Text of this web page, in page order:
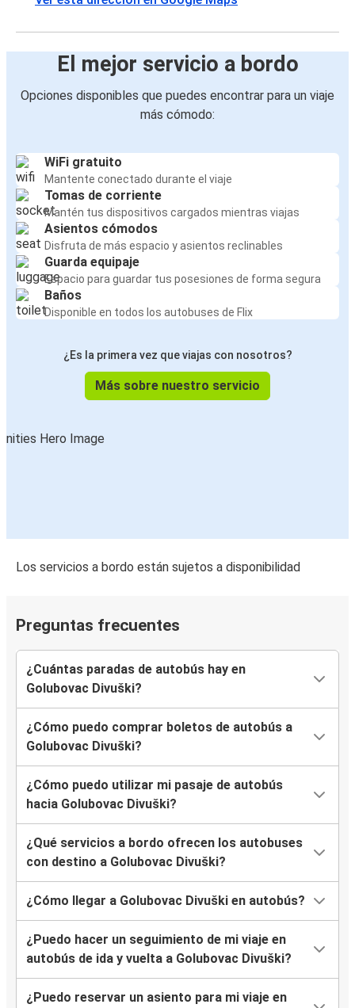
El mejor servicio a bordo
Opciones disponibles que puedes encontrar para un viaje
más cómodo:
WiFi gratuito
Mantente conectado durante el viaje
Tomas de corriente
Mantén tus dispositivos cargados mientras viajas
Asientos cómodos
Disfruta de más espacio y asientos reclinables
Guarda equipaje
Espacio para guardar tus posesiones de forma segura
Baños
Disponible en todos los autobuses de Flix
¿Es la primera vez que viajas con nosotros?
Más sobre nuestro servicio
Los servicios a bordo están sujetos a disponibilidad
Preguntas frecuentes
¿Cuántas paradas de autobús hay en
Golubovac Divuški?
¿Cómo puedo comprar boletos de autobús a
Golubovac Divuški?
¿Cómo puedo utilizar mi pasaje de autobús
hacia Golubovac Divuški?
¿Qué servicios a bordo ofrecen los autobuses
con destino a Golubovac Divuški?
¿Cómo llegar a Golubovac Divuški en autobús?
¿Puedo hacer un seguimiento de mi viaje en
autobús de ida y vuelta a Golubovac Divuški?
¿Puedo reservar un asiento para mi viaje en